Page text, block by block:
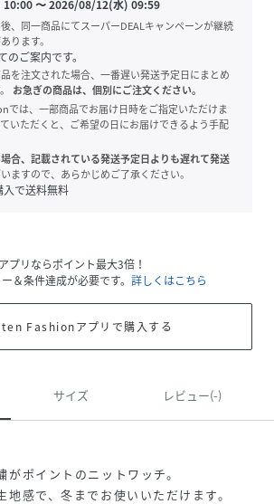
10:00〜2026/08/12(水) 09:59
、同一商品にてスーパーDEALキャンペーンが継続
ります。
のご案内です。
を注文された場合、一番遅い発送予定日にまとめ
お急ぎの商品は、個別にご注文ください。
では、一部商品でお届け日時をご指定いただけま
いただくと、ご希望の日にお届けできるよう手配
合、記載されている発送予定日よりも遅れて発送
ますので、あらかじめご了承ください。
入で送料無料
アプリならポイント最大3倍！
＆条件達成が必要です。 詳しくはこちら
Fashionアプリで購入する
サイズ レビュー(-)
がポイントのニットワッチ。
地感で、冬までお使いいただけます。